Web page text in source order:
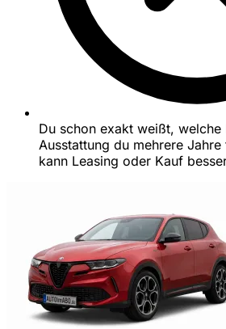
Du schon exakt weißt,
Ausstattung du mehrere
kann Leasing oder Kauf